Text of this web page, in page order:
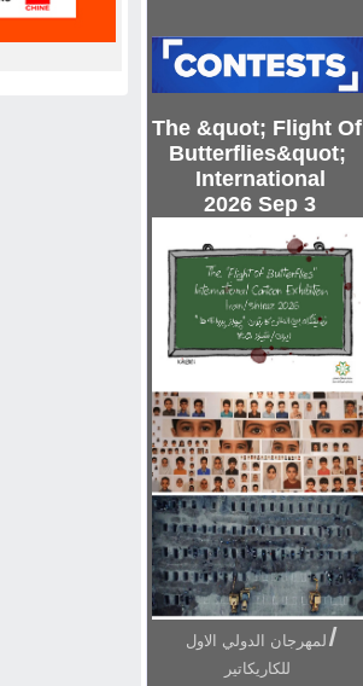
The &quot; Flight Of
Butterflies&quot;
International
2026 Sep 3
ا لمهرجان الدولي الاول